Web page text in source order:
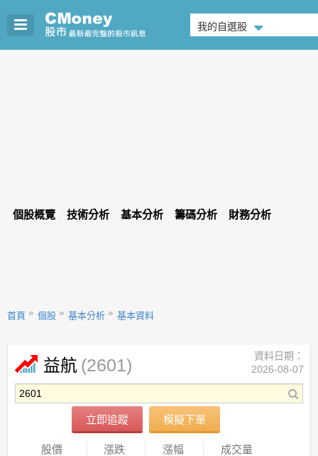
我的自選股
個股概覽 技術分析 基本分析 籌碼分析 財務分析
首頁 個股 基本分析 基本資料
益航 (2601)
立即追蹤 模擬下單
資料日期：
2026-08-07
股價
漲跌
漲幅
成交量